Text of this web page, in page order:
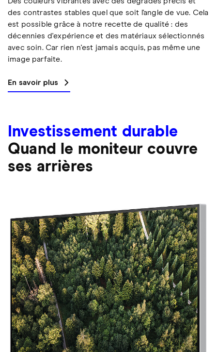
des contrastes stables quel que soit l'angle de vue. Cela
est possible grâce à notre recette de qualité : des
décennies d'expérience et des matériaux sélectionnés
avec soin. Car rien n'est jamais acquis, pas même une
image parfaite.
En savoir plus
Investissement durable
Quand le moniteur couvre
ses arrières